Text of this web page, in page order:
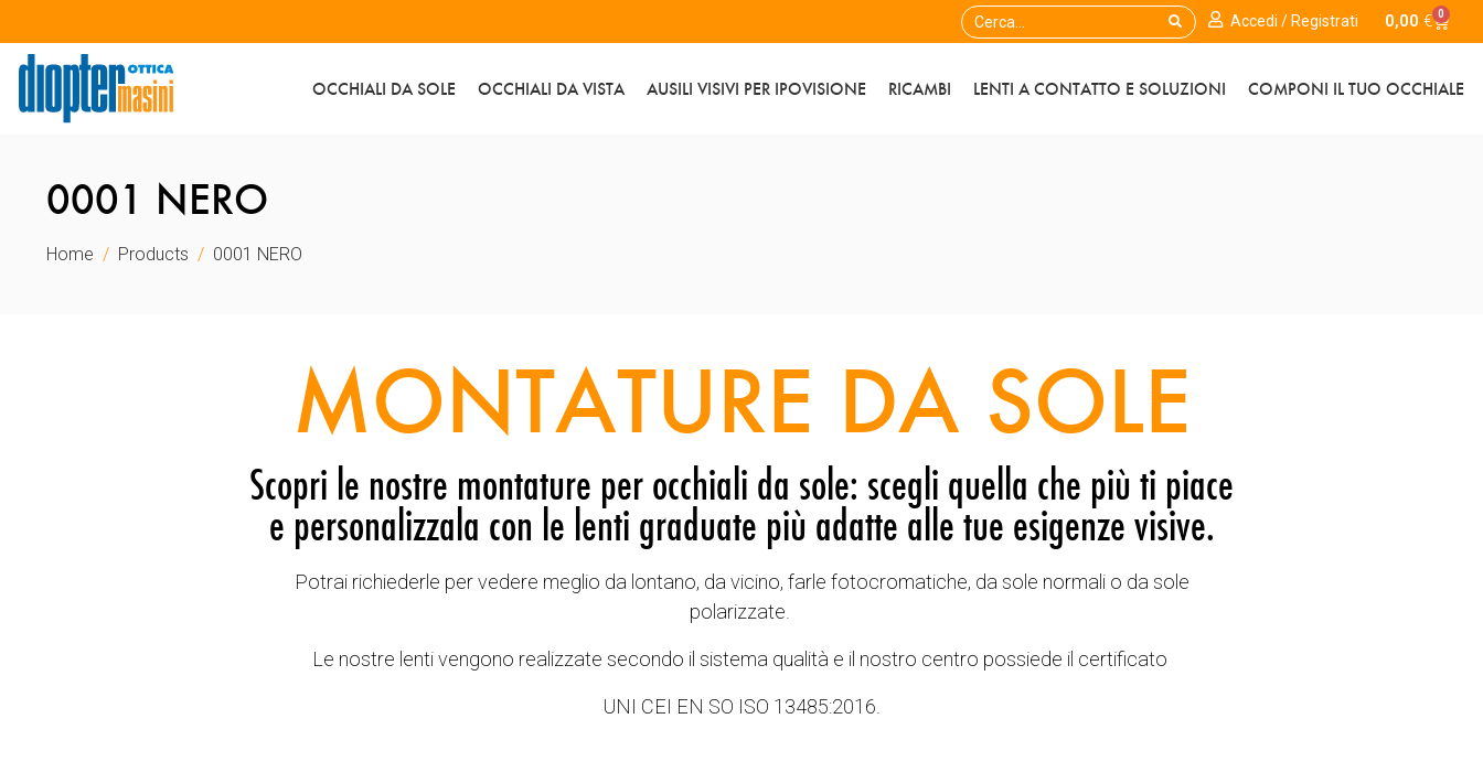
Accedi / Registrati 0,00 € 0
OCCHIALI DA SOLE OCCHIALI DA VISTA AUSILI VISIVI PER IPOVISIONE RICAMBI LENTI A CONTATTO E SOLUZIONI COMPONI IL TUO OCCHIALE
0001 NERO
Home Products 0001 NERO
MONTATURE DA SOLE
Scopri le nostre montature per occhiali da sole: scegli quella che più ti piace
e personalizzala con le lenti graduate più adatte alle tue esigenze visive.
Potrai richiederle per vedere meglio da lontano, da vicino, farle fotocromatiche, da sole normali o da sole
polarizzate.
Le nostre lenti vengono realizzate secondo il sistema qualità e il nostro centro possiede il certificato
UNI CEI EN SO ISO 13485:2016.